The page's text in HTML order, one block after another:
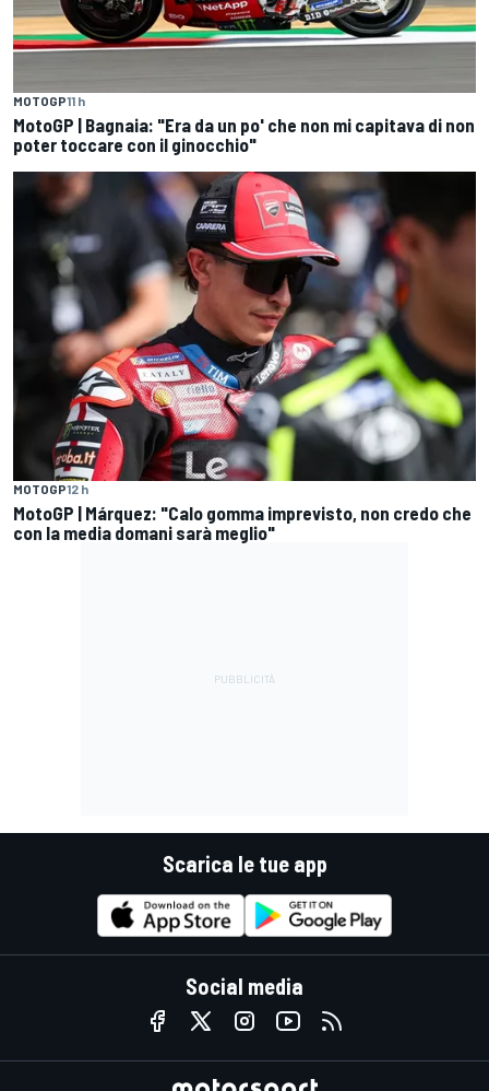
MOTOGP11 h
MotoGP | Bagnaia: "Era da un po' che non mi capitava di non
poter toccare con il ginocchio"
MOTOGP12 h
MotoGP | Márquez: "Calo gomma imprevisto, non credo che
con la media domani sarà meglio"
Scarica le tue app
Social media